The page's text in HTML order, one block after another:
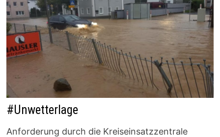
#Unwetterlage
Anforderung durch die Kreiseinsatzzentrale